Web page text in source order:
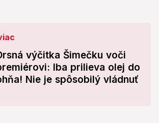
výčitka Šimečku voči
Iba prilieva olej do
Nie je spôsobilý vládnuť